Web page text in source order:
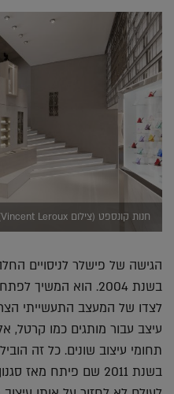
חנות קונספט (צילום Vincent Leroux)
הגישה של פישלר לניסויים
בשנת 2004. הוא
עיצב עבור מותגים כמו קרטל,
תחומי עיצוב שונים. כל זה
בשנת 2011 שם פיתח